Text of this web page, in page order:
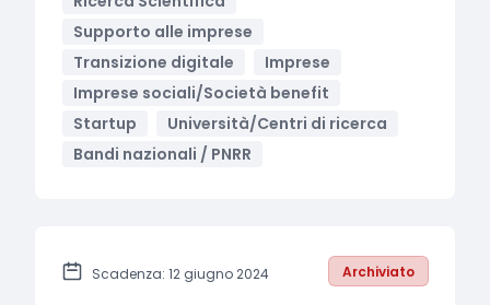
Supporto alle imprese
Transizione digitale
Imprese
Imprese sociali/Società benefit
Startup
Università/Centri di ricerca
Bandi nazionali / PNRR
Scadenza: 12 giugno 2024 Archiviato